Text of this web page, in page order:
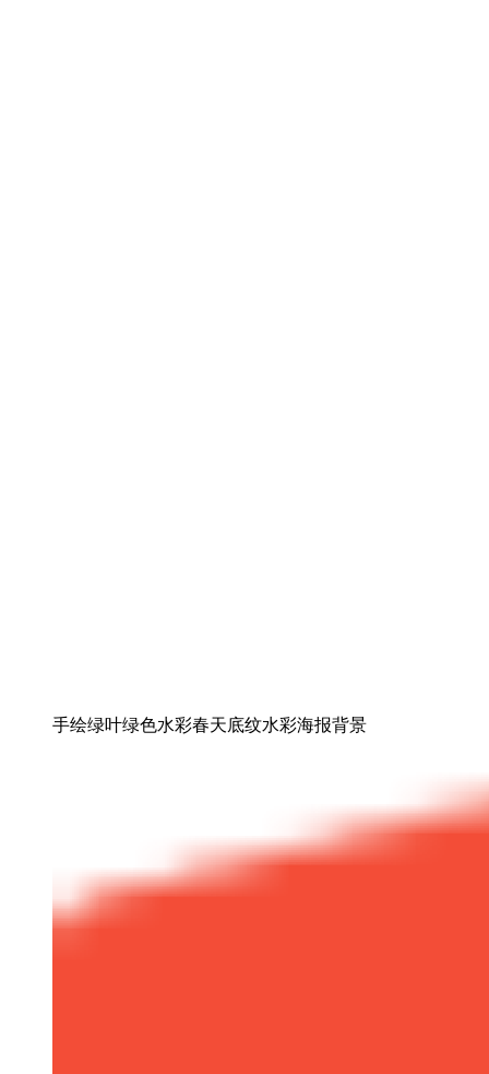
手绘绿叶绿色水彩春天底纹水彩海报背景